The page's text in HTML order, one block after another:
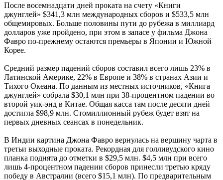
После восемнадцати дней проката на счету «Книги
джунглей» $341,3 млн международных сборов и $533,5 млн
общемировых. Больше половины пути до рубежа в миллиард
долларов уже пройдено, при этом в запасе у фильма Джона
Фавро по-прежнему остаются премьеры в Японии и Южной
Корее.
Средний размер падений сборов составил всего лишь 23% в
Латинской Америке, 22% в Европе и 38% в странах Азии и
Тихого Океана. По данным из местных источников, «Книга
джунглей» собрала $30,1 млн при 38-процентном падении во
второй уик-энд в Китае. Общая касса там после десяти дней
достигла $98,9 млн. Стомиллионный рубеж будет взят на
первых дневных сеансах в понедельник.
В Индии картина Джона Фавро вернулась на вершину чарта в
третьи выходные проката. Рекордная для голливудского кино
планка поднята до отметки в $29,5 млн. $4,5 млн при всего
лишь 4-процентном падении сборов принесли третью кряду
победу в Австралии (всего $15,1 млн). По предварительным